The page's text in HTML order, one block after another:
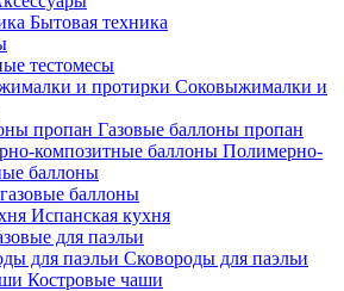
Бытовая техника
тестомесы
Соковыжималки и
Газовые баллоны пропан
Полимерно-
баллоны
баллоны
Испанская кухня
для паэльи
Сковороды для паэльи
Костровые чаши